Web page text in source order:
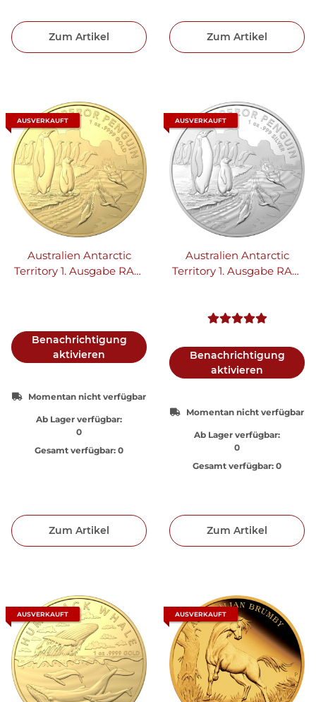
Zum Artikel Zum Artikel
AUSVERKAUFT
Australien Antarctic
Territory 1. Ausgabe RAM
Benachrichtigung
aktivieren
Momentan nicht verfügbar
Ab Lager verfügbar:
0
Gesamt verfügbar: 0
Zum Artikel
AUSVERKAUFT
Australien Antarctic
Territory 1. Ausgabe RAM
Benachrichtigung
aktivieren
Momentan nicht verfügbar
Ab Lager verfügbar:
0
Gesamt verfügbar: 0
Zum Artikel
AUSVERKAUFT AUSVERKAUFT